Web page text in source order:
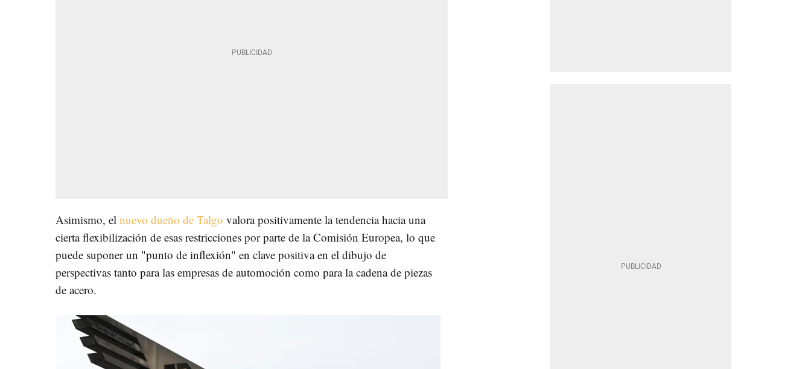
Asimismo, el nuevo dueño de Talgo valora positivamente la tendencia hacia una
cierta flexibilización de esas restricciones por parte de la Comisión Europea, lo que
puede suponer un "punto de inflexión" en clave positiva en el dibujo de
perspectivas tanto para las empresas de automoción como para la cadena de piezas
de acero.